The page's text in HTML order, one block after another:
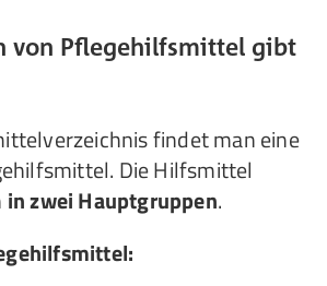
von Pflegehilfsmittel gibt
findet man eine
Die Hilfsmittel
in zwei Hauptgruppen.